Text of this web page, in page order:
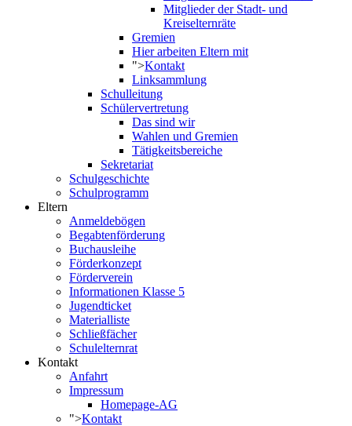
Mitglieder der Stadt- und
Kreiselternräte
Gremien
Hier arbeiten Eltern mit
">Kontakt
Linksammlung
Schulleitung
Schülervertretung
Das sind wir
Wahlen und Gremien
Tätigkeitsbereiche
Sekretariat
Schulgeschichte
Schulprogramm
Eltern
Anmeldebögen
Begabtenförderung
Buchausleihe
Förderkonzept
Förderverein
Informationen Klasse 5
Jugendticket
Materialliste
Schließfächer
Schulelternrat
Kontakt
Anfahrt
Impressum
Homepage-AG
">Kontakt